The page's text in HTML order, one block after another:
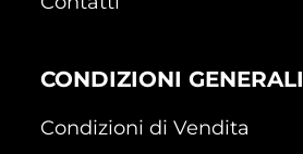
CONDIZIONI GENERALI
Condizioni di Vendita